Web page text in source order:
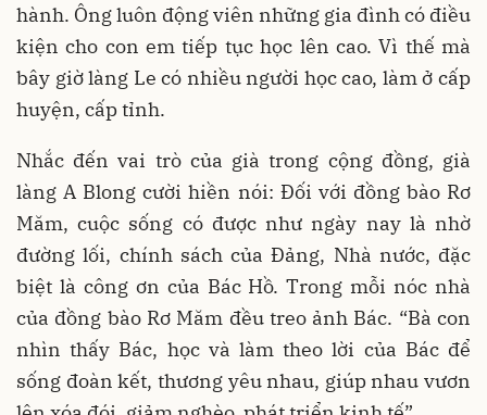
hành. Ông luôn động viên những gia đình có điều
kiện cho con em tiếp tục học lên cao. Vì thế mà
bây giờ làng Le có nhiều người học cao, làm ở cấp
huyện, cấp tỉnh.
Nhắc đến vai trò của già trong cộng đồng, già
làng A Blong cười hiền nói: Đối với đồng bào Rơ
Măm, cuộc sống có được như ngày nay là nhờ
đường lối, chính sách của Đảng, Nhà nước, đặc
biệt là công ơn của Bác Hồ. Trong mỗi nóc nhà
của đồng bào Rơ Măm đều treo ảnh Bác. “Bà con
nhìn thấy Bác, học và làm theo lời của Bác để
sống đoàn kết, thương yêu nhau, giúp nhau vươn